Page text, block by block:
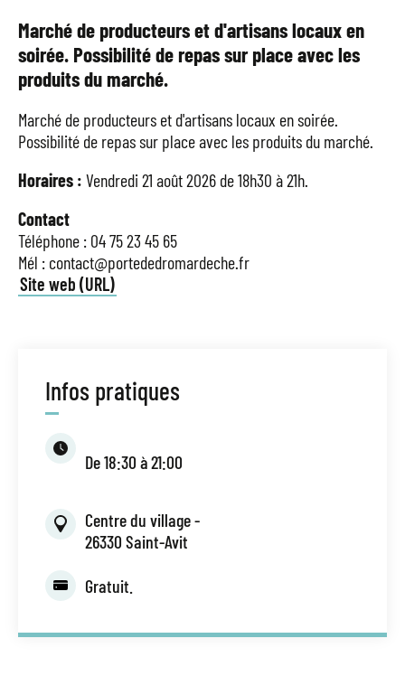
Marché de producteurs et d'artisans locaux en
soirée. Possibilité de repas sur place avec les
produits du marché.
Marché de producteurs et d'artisans locaux en soirée.
Possibilité de repas sur place avec les produits du marché.
Horaires : Vendredi 21 août 2026 de 18h30 à 21h.
Contact
Téléphone : 04 75 23 45 65
Mél : contact@portededromardeche.fr
Site web (URL)
Infos pratiques
De 18:30 à 21:00
Centre du village -
26330 Saint-Avit
Gratuit.